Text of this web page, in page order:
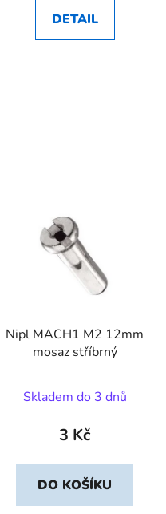
DETAIL
Nipl MACH1 M2 12mm
mosaz stříbrný
Skladem do 3 dnů
3 Kč
DO KOŠÍKU